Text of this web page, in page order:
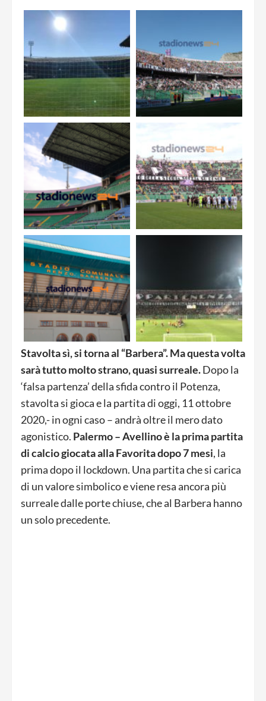
Stavolta sì, si torna al “Barbera”. Ma questa volta
sarà tutto molto strano, quasi surreale.Dopo la
‘falsa partenza’ della sfida contro il Potenza,
stavolta si gioca e la partita di oggi, 11 ottobre
2020,- in ogni caso – andrà oltre il mero dato
agonistico. Palermo – Avellino è la prima partita
di calcio giocata alla Favorita dopo 7 mesi, la
prima dopo il lockdown. Una partita che si carica
di un valore simbolico e viene resa ancora più
surreale dalle porte chiuse, che al Barbera hanno
un solo precedente.